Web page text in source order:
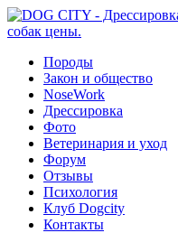
Породы
Закон и общество
NoseWork
Дрессировка
Фото
Ветеринария и уход
Форум
Отзывы
Психология
Клуб Dogcity
Контакты